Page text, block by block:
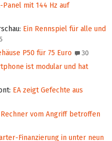
Panel mit 144 Hz auf
: Ein Rennspiel für alle und
P50 für 75 Euro 30
ist modular und hat
: EA zeigt Gefechte aus
vom Angriff betroffen
Finanzierung in unter neun